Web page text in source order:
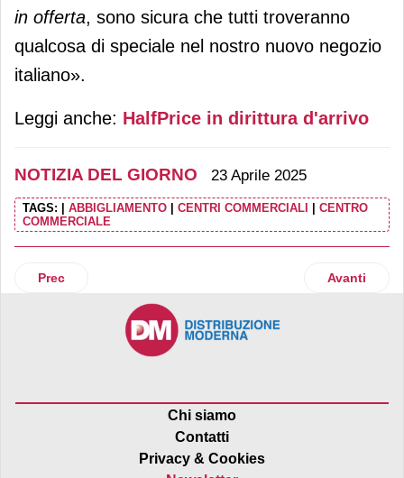
in offerta, sono sicura che tutti troveranno
qualcosa di speciale nel nostro nuovo negozio
italiano».
Leggi anche: HalfPrice in dirittura d'arrivo
NOTIZIA DEL GIORNO 23 Aprile 2025
TAGS: ABBIGLIAMENTO CENTRI COMMERCIALI
CENTRO
COMMERCIALE
Articolo precedente: Invitalia acquisisce il 30% di Coin
Prec Articolo
Avanti
Chi siamo
Contatti
Privacy & Cookies